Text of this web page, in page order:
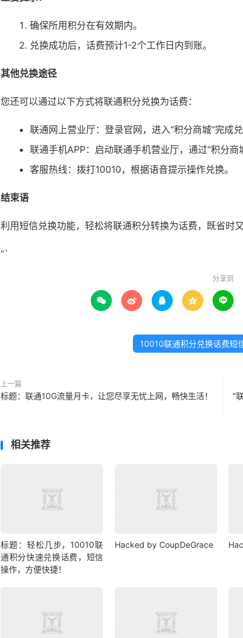
确保所用积分在有效期内。
兑换成功后，话费预计1-2个工作日内到账。
其他兑换途径
您还可以通过以下方式将联通积分兑换为话费：
联通网上营业厅：登录官网，进入“积分商城”完成兑
联通手机APP：启动联通手机营业厅，通过“积分商
客服热线：拨打10010，根据语音提示操作兑换。
结束语
利用短信兑换功能，轻松将联通积分转换为话费，既省时
“`
分享到
    
10010联通积分兑换话费短
上一篇
标题：联通10G流量月卡，让您尽享无忧上网，畅快生活！
"
相关推荐
标题：轻松几步，10010联
通积分快速兑换话费，短信
操作，方便快捷！
Hacked by CoupDeGrace